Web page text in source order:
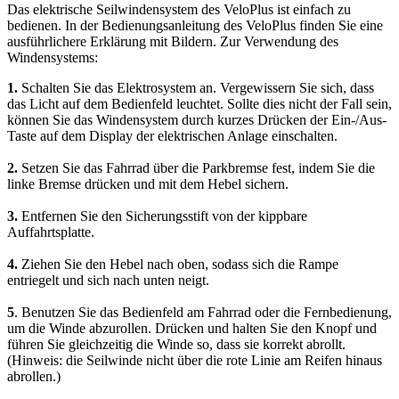
Das elektrische Seilwindensystem des VeloPlus ist einfach zu
bedienen. In der Bedienungsanleitung des VeloPlus finden Sie eine
ausführlichere Erklärung mit Bildern. Zur Verwendung des
Windensystems:
1. Schalten Sie das Elektrosystem an. Vergewissern Sie sich, dass
das Licht auf dem Bedienfeld leuchtet. Sollte dies nicht der Fall sein,
können Sie das Windensystem durch kurzes Drücken der Ein-/Aus-
Taste auf dem Display der elektrischen Anlage einschalten.
2. Setzen Sie das Fahrrad über die Parkbremse fest, indem Sie die
linke Bremse drücken und mit dem Hebel sichern.
3. Entfernen Sie den Sicherungsstift von der kippbare
Auffahrtsplatte.
4. Ziehen Sie den Hebel nach oben, sodass sich die Rampe
entriegelt und sich nach unten neigt.
5. Benutzen Sie das Bedienfeld am Fahrrad oder die Fernbedienung,
um die Winde abzurollen. Drücken und halten Sie den Knopf und
führen Sie gleichzeitig die Winde so, dass sie korrekt abrollt.
(Hinweis: die Seilwinde nicht über die rote Linie am Reifen hinaus
abrollen.)